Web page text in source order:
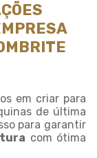
em criar para
de última
para garantir
com ótima